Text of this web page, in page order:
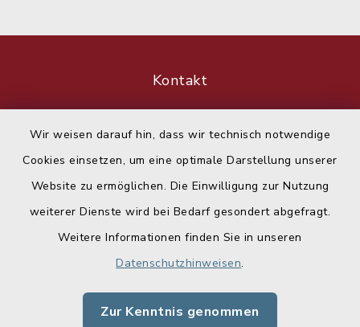
Wir weisen darauf hin, dass wir technisch notwendige
Cookies einsetzen, um eine optimale Darstellung unserer
Website zu ermöglichen. Die Einwilligung zur Nutzung
weiterer Dienste wird bei Bedarf gesondert abgefragt.
Weitere Informationen finden Sie in unseren
Datenschutzhinweisen.
Zur Kenntnis genommen
Kontakt
Datenschutz
Impressum
Sitemap
Cookie-Einstellungen